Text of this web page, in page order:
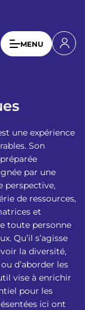
MENU
U
s
c
o
u
n
t
m
e
n
u
une expérience
Son
par une
perspective,
de ressources,
et
toute personne
Qu’il s’agisse
la diversité,
d’aborder les
vise à enrichir
pour les
ici ont